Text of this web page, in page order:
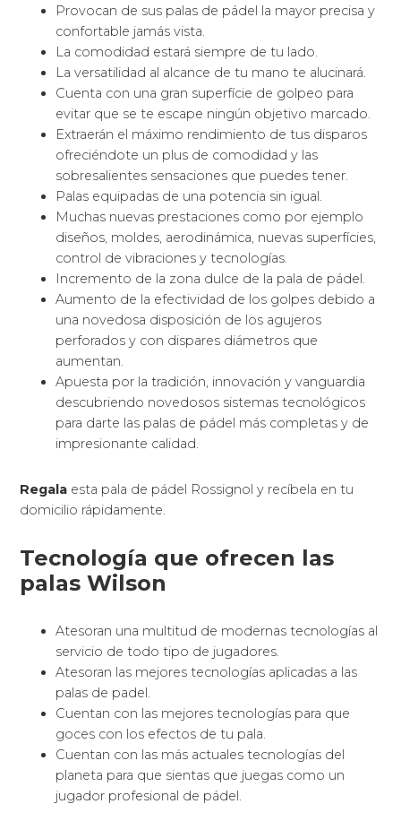
Provocan de sus palas de pádel la mayor precisa y
confortable jamás vista.
La comodidad estará siempre de tu lado.
La versatilidad al alcance de tu mano te alucinará.
Cuenta con una gran superfície de golpeo para
evitar que se te escape ningún objetivo marcado.
Extraerán el máximo rendimiento de tus disparos
ofreciéndote un plus de comodidad y las
sobresalientes sensaciones que puedes tener.
Palas equipadas de una potencia sin igual.
Muchas nuevas prestaciones como por ejemplo
diseños, moldes, aerodinámica, nuevas superfícies,
control de vibraciones y tecnologías.
Incremento de la zona dulce de la pala de pádel.
Aumento de la efectividad de los golpes debido a
una novedosa disposición de los agujeros
perforados y con dispares diámetros que
aumentan.
Apuesta por la tradición, innovación y vanguardia
descubriendo novedosos sistemas tecnológicos
para darte las palas de pádel más completas y de
impresionante calidad.
Regala esta pala de pádel Rossignol y recíbela en tu
domicilio rápidamente.
Tecnología que ofrecen las
palas Wilson
Atesoran una multitud de modernas tecnologías al
servicio de todo tipo de jugadores.
Atesoran las mejores tecnologías aplicadas a las
palas de padel.
Cuentan con las mejores tecnologías para que
goces con los efectos de tu pala.
Cuentan con las más actuales tecnologías del
planeta para que sientas que juegas como un
jugador profesional de pádel.